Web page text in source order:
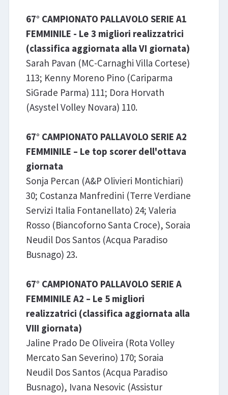
67° CAMPIONATO PALLAVOLO SERIE A1
FEMMINILE - Le 3 migliori realizzatrici
(classifica aggiornata alla VI giornata)
Sarah Pavan (MC-Carnaghi Villa Cortese)
113; Kenny Moreno Pino (Cariparma
SiGrade Parma) 111; Dora Horvath
(Asystel Volley Novara) 110.
67° CAMPIONATO PALLAVOLO SERIE A2
FEMMINILE – Le top scorer dell'ottava
giornata
Sonja Percan (A&P Olivieri Montichiari)
30; Costanza Manfredini (Terre Verdiane
Servizi Italia Fontanellato) 24; Valeria
Rosso (Biancoforno Santa Croce), Soraia
Neudil Dos Santos (Acqua Paradiso
Busnago) 23.
67° CAMPIONATO PALLAVOLO SERIE A
FEMMINILE A2 – Le 5 migliori
realizzatrici (classifica aggiornata alla
VIII giornata)
Jaline Prado De Oliveira (Rota Volley
Mercato San Severino) 170; Soraia
Neudil Dos Santos (Acqua Paradiso
Busnago), Ivana Nesovic (Assistur